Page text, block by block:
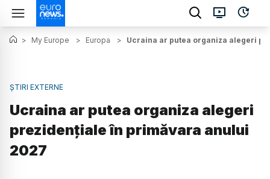
> My Europe > Europa > Ucraina ar putea organiza alegeri
ȘTIRI EXTERNE
Ucraina ar putea organiza alegeri
prezidențiale în primăvara anului
2027